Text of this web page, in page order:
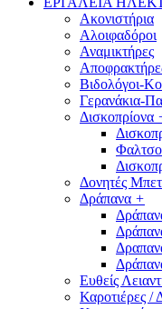
Ακονιστήρια
Αλοιφαδόροι
Αναμικτήρες
Βιδολόγοι-
Γερανάκια-
Δισκοπρίονα
Δονητές
Δράπανα +
Ευθείς
Καροτιέρες /